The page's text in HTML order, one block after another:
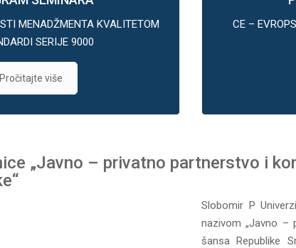
MENADŽMENTA KVALITETOM
SERIJE 9000
Pročitajte više
CE –
„Javno – privatno partnerstvo i
Slobomir P
nazivom „Javno –
šansa Republike